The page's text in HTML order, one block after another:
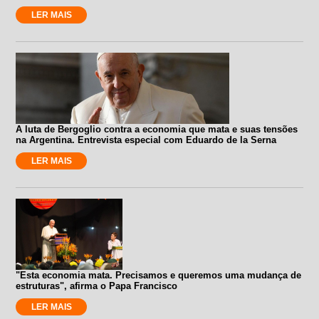
LER MAIS
A luta de Bergoglio contra a economia que mata e suas tensões
na Argentina. Entrevista especial com Eduardo de la Serna
LER MAIS
"Esta economia mata. Precisamos e queremos uma mudança de
estruturas", afirma o Papa Francisco
LER MAIS